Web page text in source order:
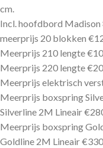
cm.
Incl. hoofdbord
meerprijs 20 blokken
Meerprijs 210 lengte
Meerprijs 220 lengte
Meerprijs elektrisch
Meerprijs boxspring
Silverline 2M Lineair
Meerprijs boxspring
Goldline 2M Lineair